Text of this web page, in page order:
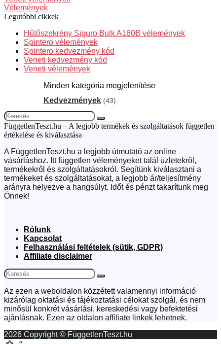
Vélemények
Legutóbbi cikkek
Hűtőszekrény Siguro Bulk A160B vélemények
Spintero vélemények
Spintero kedvezmény kód
Veneti kedvezmény kód
Veneti vélemények
Minden kategória megjelenítése
Kedvezmények (43)
FüggetlenTeszt.hu – A legjobb termékek és szolgáltatások független
értékelése és kiválasztása
A FüggetlenTeszt.hu a legjobb útmutató az online
vásárláshoz. Itt független véleményeket talál üzletekről,
termékekről és szolgáltatásokról. Segítünk kiválasztani a
termékeket és szolgáltatásokat, a legjobb ár/teljesítmény
arányra helyezve a hangsúlyt. Időt és pénzt takarítunk meg
Önnek!
Rólunk
Kapcsolat
Felhasználási feltételek (sütik, GDPR)
Affiliate disclaimer
Az ezen a weboldalon közzétett valamennyi információ
kizárólag oktatási és tájékoztatási célokat szolgál, és nem
minősül konkrét vásárlási, kereskedési vagy befektetési
ajánlásnak. Ezen az oldalon affiliate linkek lehetnek.
2026 Copyright © FüggetlenTeszt.hu